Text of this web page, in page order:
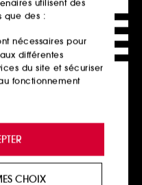
Ajouter au panier
utilisent des
que des :
nécessaires pour
différentes
du site et sécuriser
fonctionnement
être désactivés.
enrichie et
des
contenus qui
CHOIX